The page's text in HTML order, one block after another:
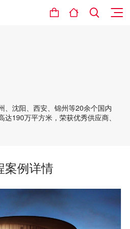
、沈阳、西安、锦州等20余个国内
190万平方米，荣获优秀供应商、
案例详情